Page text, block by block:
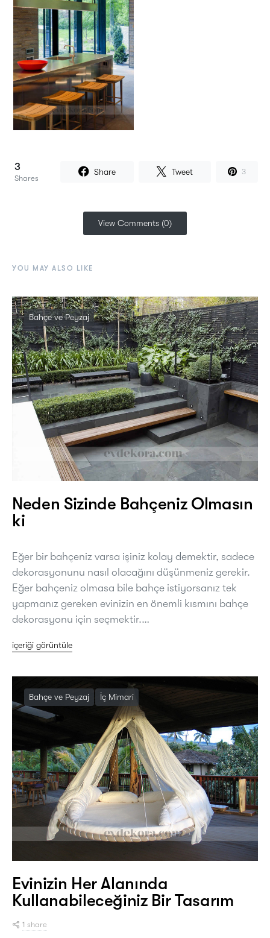
3
Shares
Share Tweet 3
View Comments (0)
YOU MAY ALSO LIKE
Bahçe ve Peyzaj
Neden Sizinde Bahçeniz Olmasın
ki
Eğer bir bahçeniz varsa işiniz kolay demektir, sadece
dekorasyonunu nasıl olacağını düşünmeniz gerekir.
Eğer bahçeniz olmasa bile bahçe istiyorsanız tek
yapmanız gereken evinizin en önemli kısmını bahçe
dekorasyonu için seçmektir.…
içeriği görüntüle
Bahçe ve Peyzaj İç Mimari
Evinizin Her Alanında
Kullanabileceğiniz Bir Tasarım
1 share